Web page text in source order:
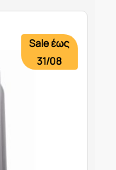
Sale έως
31/08